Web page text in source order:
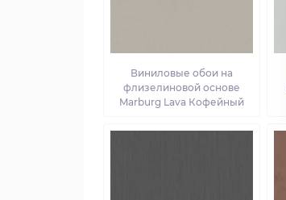
Виниловые обои на
флизелиновой основе
Marburg Lava Кофейный